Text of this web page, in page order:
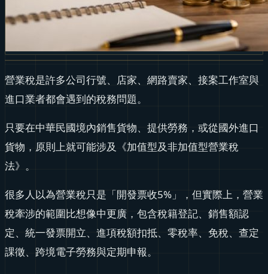
營業稅是許多公司行號、店家、網路賣家、接案工作室與
進口業者都會遇到的稅務問題。
只要在中華民國境內銷售貨物、提供勞務，或從國外進口
貨物，原則上就可能涉及《加值型及非加值型營業稅
法》。
很多人以為營業稅只是「開發票收5%」，但實際上，營業
稅牽涉的範圍比想像中更廣，包含稅籍登記、銷售額認
定、統一發票開立、進項稅額扣抵、零稅率、免稅、查定
課徵、跨境電子勞務與定期申報。